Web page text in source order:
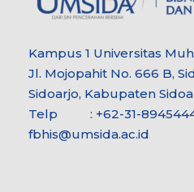
Kampus 1 Universitas
Jl. Mojopahit No. 666 B,
Sidoarjo, Kabupaten
Telp : +62-31-
fbhis@umsida.ac.id